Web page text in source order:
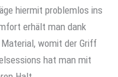
hiermit problemlos ins
erhält man dank
womit der Griff
hat man mit